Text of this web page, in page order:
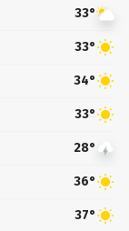
33°
33°
34°
33°
28°
36°
37°